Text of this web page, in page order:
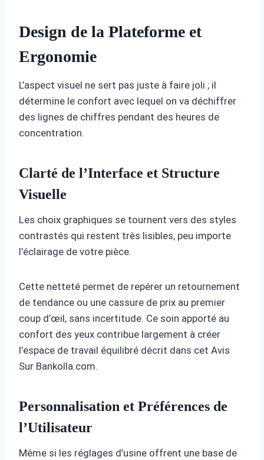
Design de la Plateforme et
Ergonomie
L’aspect visuel ne sert pas juste à faire joli ; il
détermine le confort avec lequel on va déchiffrer
des lignes de chiffres pendant des heures de
concentration.
Clarté de l’Interface et Structure
Visuelle
Les choix graphiques se tournent vers des styles
contrastés qui restent très lisibles, peu importe
l’éclairage de votre pièce.
Cette netteté permet de repérer un retournement
de tendance ou une cassure de prix au premier
coup d’œil, sans incertitude. Ce soin apporté au
confort des yeux contribue largement à créer
l’espace de travail équilibré décrit dans cet Avis
Sur Bankolla.com.
Personnalisation et Préférences de
l’Utilisateur
Même si les réglages d’usine offrent une base de